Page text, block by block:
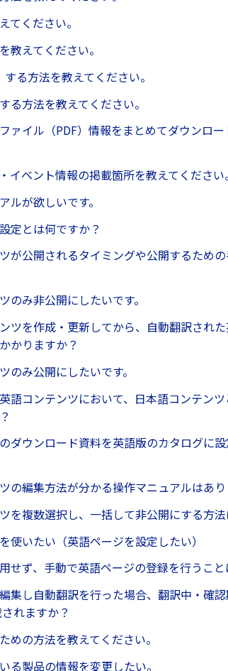
てください。
教えてください。
る方法を教えてください。
る方法を教えてください。
ァイル（PDF）情報をまとめてダウンロー
イベント情報の掲載箇所を教えてください。
ルが欲しいです。
定とは何ですか？
が公開されるタイミングや公開するため
のみ非公開にしたいです。
ツを作成・更新してから、自動翻訳され
かりますか？
のみ公開にしたいです。
語コンテンツにおいて、日本語コンテン
ダウンロード資料を英語版のカタログに
の編集方法が分かる操作マニュアルはあり
を複数選択し、一括して非公開にする方
使いたい（英語ページを設定したい）
せず、手動で英語ページの登録を行うこ
集し自動翻訳を行った場合、翻訳中・確
れますか？
めの方法を教えてください。
る製品の情報を変更したい。